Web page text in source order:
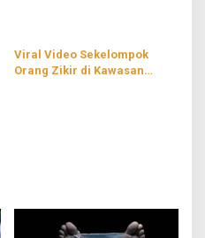
Viral Video Sekelompok
Orang Zikir di Kawasan